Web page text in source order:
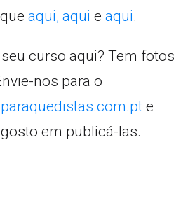
aqui, aqui e aqui.
curso aqui? Tem fotos
nos para o
e
em publicá-las.